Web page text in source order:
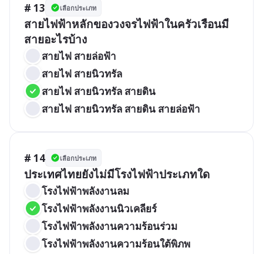
# 13 เลือกประเภท
สายไฟฟ้าหลักของวงจรไฟฟ้าในครัวเรือนมี
สายอะไรบ้าง
สายไฟ สายล่อฟ้า
สายไฟ สายนิวทรัล
สายไฟ สายนิวทรัล สายดิน
สายไฟ สายนิวทรัล สายดิน สายล่อฟ้า
# 14 เลือกประเภท
ประเทศไทยยังไม่มีโรงไฟฟ้าประเภทใด
โรงไฟฟ้าพลังงานลม
โรงไฟฟ้าพลังงานนิวเคลียร์
โรงไฟฟ้าพลังงานความร้อนร่วม
โรงไฟฟ้าพลังงานความร้อนใต้พิภพ